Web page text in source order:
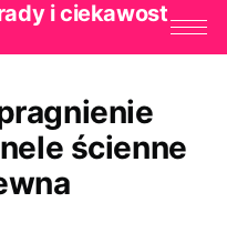
i ciekawost
ścienne